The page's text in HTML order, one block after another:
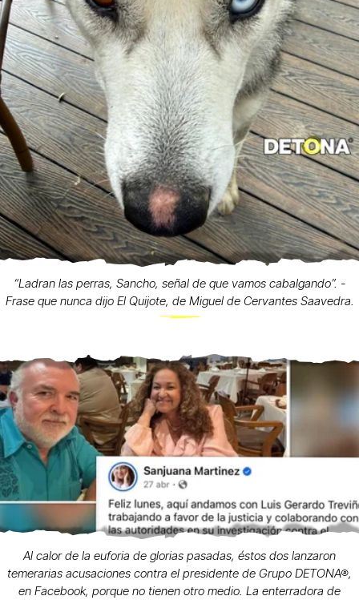
“Ladran las perras, Sancho, señal de que vamos cabalgando”. -
Frase que nunca dijo El Quijote, de Miguel de Cervantes Saavedra.
Al calor de la euforia de glorias pasadas, éstos dos lanzaron
temerarias acusaciones contra el presidente de Grupo DETONA®,
en Facebook, porque no tienen otro medio. La enterradora de